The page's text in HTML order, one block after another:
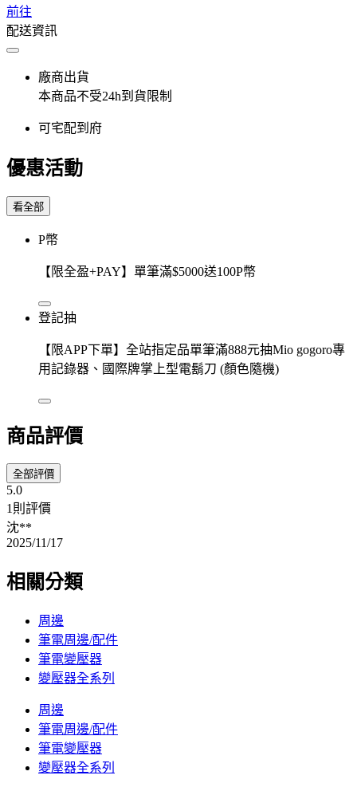
前往
配送資訊
廠商出貨
本商品不受24h到貨限制
可宅配到府
優惠活動
看全部
P幣
【限全盈+PAY】單筆滿$5000送100P幣
登記抽
【限APP下單】全站指定品單筆滿888元抽Mio gogoro專
用記錄器、國際牌掌上型電鬍刀 (顏色隨機)
商品評價
全部評價
5.0
1則評價
沈**
2025/11/17
相關分類
周邊
筆電周邊/配件
筆電變壓器
變壓器全系列
周邊
筆電周邊/配件
筆電變壓器
變壓器全系列